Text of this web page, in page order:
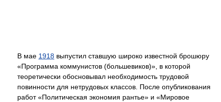
В мае 1918 выпустил ставшую широко известной брошюру
«Программа коммунистов (большевиков)», в которой
теоретически обосновывал необходимость трудовой
повинности для нетрудовых классов. После опубликования
работ «Политическая экономия рантье» и «Мировое